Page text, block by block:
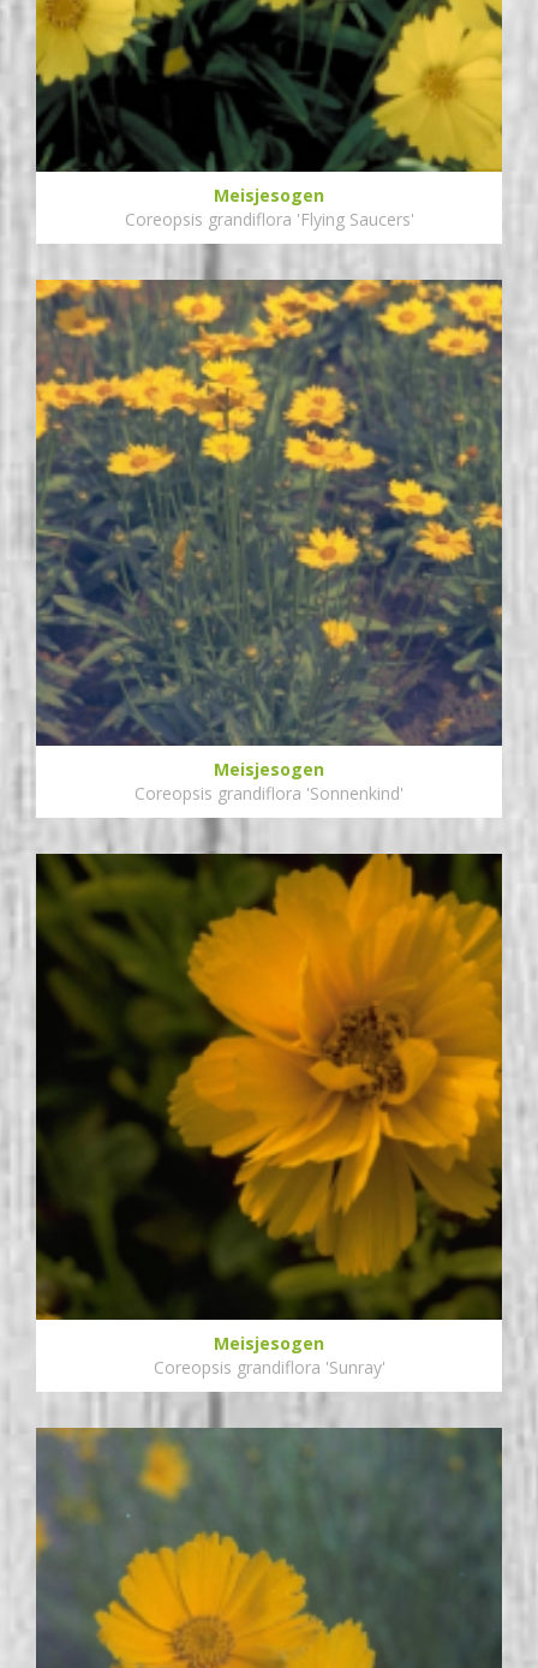
Meisjesogen
Coreopsis grandiflora 'Flying Saucers'
Meisjesogen
Coreopsis grandiflora 'Sonnenkind'
Meisjesogen
Coreopsis grandiflora 'Sunray'